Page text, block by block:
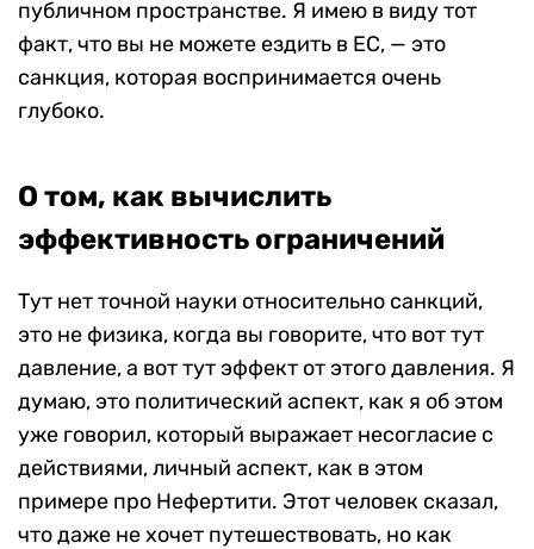
публичном пространстве. Я имею в виду тот
факт, что вы не можете ездить в ЕС, — это
санкция, которая воспринимается очень
глубоко.
О том, как вычислить
эффективность ограничений
Тут нет точной науки относительно санкций,
это не физика, когда вы говорите, что вот тут
давление, а вот тут эффект от этого давления. Я
думаю, это политический аспект, как я об этом
уже говорил, который выражает несогласие с
действиями, личный аспект, как в этом
примере про Нефертити. Этот человек сказал,
что даже не хочет путешествовать, но как